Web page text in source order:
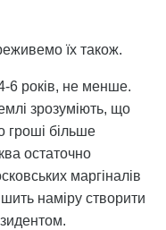
їх також.
6 років, не менше.
зрозуміють, що
гроші більше
остаточно
маргіналів
наміру створити